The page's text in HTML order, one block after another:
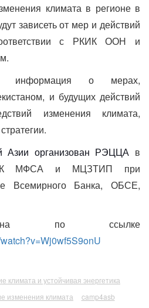
климата в регионе в
зависеть от мер и действий
с РКИК ООН и
информация о мерах,
и будущих действий
изменения климата,
Азии организован РЭЦЦА в
ИК МФСА и МЦЗТИП при
Всемирного Банка, ОБСЕ,
по ссылке
климата и устойчивая энергетика
изменения климата camp4asb